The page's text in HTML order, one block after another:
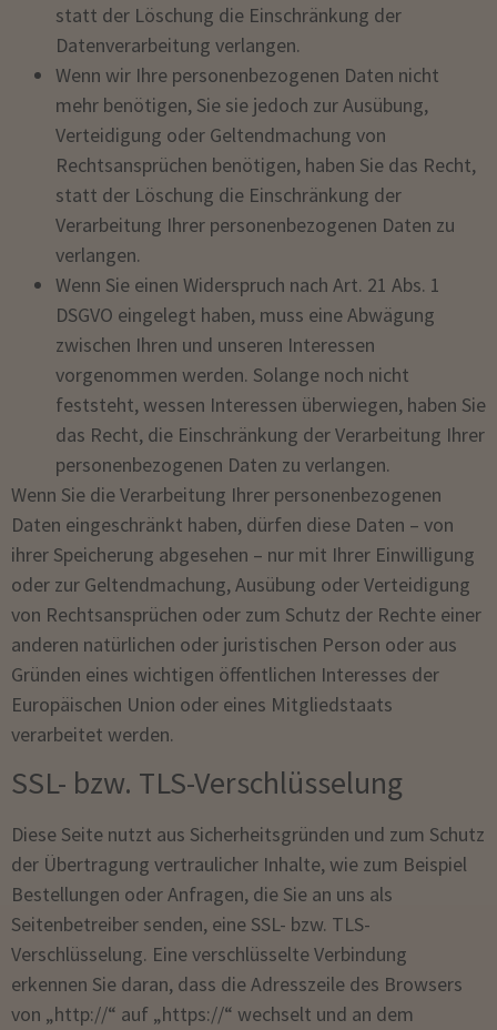
statt der Löschung die Einschränkung der
Datenverarbeitung verlangen.
Wenn wir Ihre personenbezogenen Daten nicht
mehr benötigen, Sie sie jedoch zur Ausübung,
Verteidigung oder Geltendmachung von
Rechtsansprüchen benötigen, haben Sie das Recht,
statt der Löschung die Einschränkung der
Verarbeitung Ihrer personenbezogenen Daten zu
verlangen.
Wenn Sie einen Widerspruch nach Art. 21 Abs. 1
DSGVO eingelegt haben, muss eine Abwägung
zwischen Ihren und unseren Interessen
vorgenommen werden. Solange noch nicht
feststeht, wessen Interessen überwiegen, haben Sie
das Recht, die Einschränkung der Verarbeitung Ihrer
personenbezogenen Daten zu verlangen.
Wenn Sie die Verarbeitung Ihrer personenbezogenen
Daten eingeschränkt haben, dürfen diese Daten – von
ihrer Speicherung abgesehen – nur mit Ihrer Einwilligung
oder zur Geltendmachung, Ausübung oder Verteidigung
von Rechtsansprüchen oder zum Schutz der Rechte einer
anderen natürlichen oder juristischen Person oder aus
Gründen eines wichtigen öffentlichen Interesses der
Europäischen Union oder eines Mitgliedstaats
verarbeitet werden.
SSL- bzw. TLS-Verschlüsselung
Diese Seite nutzt aus Sicherheitsgründen und zum Schutz
der Übertragung vertraulicher Inhalte, wie zum Beispiel
Bestellungen oder Anfragen, die Sie an uns als
Seitenbetreiber senden, eine SSL- bzw. TLS-
Verschlüsselung. Eine verschlüsselte Verbindung
erkennen Sie daran, dass die Adresszeile des Browsers
von „http://“ auf „https://“ wechselt und an dem